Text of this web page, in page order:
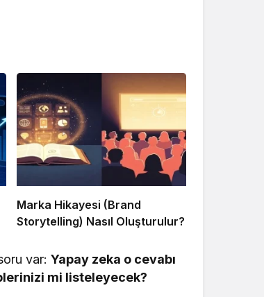
Marka Hikayesi (Brand
Storytelling) Nasıl Oluşturulur?
var:Yapay zeka o cevabı
mi listeleyecek?